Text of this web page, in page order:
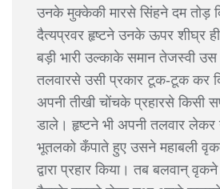
उनके मुक्केकी मारसे सिंहने दम तोड़
दैत्यप्रवर हृष्टने उनके ऊपर शीघ्र
बड़ी भारी उल्काके समान तेजस्वी
तलवारसे उसी प्रकार टूक-टूक कर
अपनी तीखी चोंचके प्रहारसे
डाले। हृष्टने भी अपनी तलवार लेकर
भूतलको कँपाते हुए उसने महाबली
द्वारा प्रहार किया। तब बलवान्